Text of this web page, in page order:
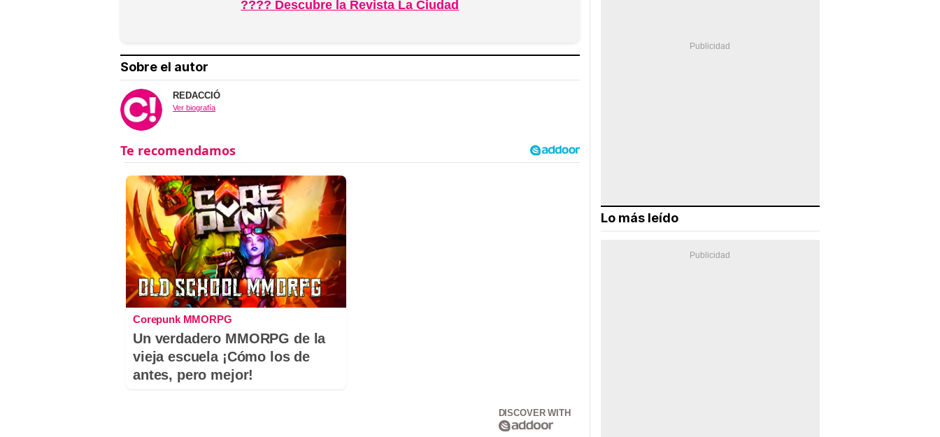
???? Descubre la Revista La Ciudad
Sobre el autor
REDACCIÓ
Ver biografía
Corepunk MMORPG
Un verdadero MMORPG de la
vieja escuela ¡Cómo los de
antes, pero mejor!
DISCOVER WITH
Lo más leído